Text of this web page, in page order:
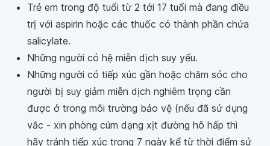
Trẻ em trong độ tuổi từ 2 tới 17 tuổi mà đang điều
trị với aspirin hoặc các thuốc có thành phần chứa
salicylate.
Những người có hệ miễn dịch suy yếu.
Những người có tiếp xúc gần hoặc chăm sóc cho
người bị suy giảm miễn dịch nghiêm trọng cần
được ở trong môi trường bảo vệ (nếu đã sử dụng
vắc - xin phòng cúm dạng xịt đường hô hấp thì
hãy tránh tiếp xúc trong 7 ngày kể từ thời điểm sử